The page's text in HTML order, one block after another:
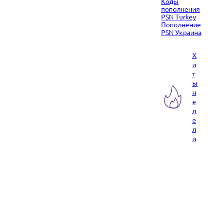
пополнения
PSN Turkey
Пополнение
PSN Украина
Х
и
т
ы
н
е
д
е
л
и